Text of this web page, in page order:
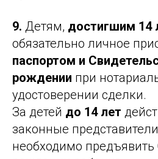
9. Детям, достигшим 14
обязательно личное
паспортом и
рождении при
удостоверении сделки.
За детей до 14 лет
законные
необходимо предъявить